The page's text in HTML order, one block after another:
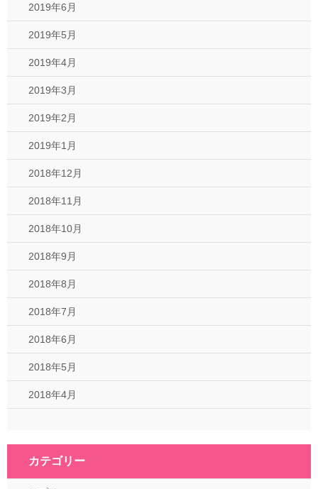
2019年6月
2019年5月
2019年4月
2019年3月
2019年2月
2019年1月
2018年12月
2018年11月
2018年10月
2018年9月
2018年8月
2018年7月
2018年6月
2018年5月
2018年4月
カテゴリー